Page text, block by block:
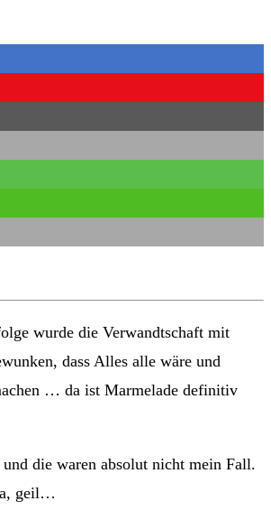
wurde die Verwandtschaft mit
dass Alles alle wäre und
… da ist Marmelade definitiv
die waren absolut nicht mein Fall.
geil…